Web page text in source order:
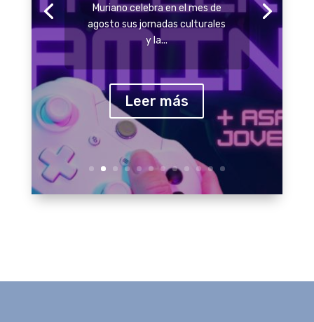
Muriano celebra en el mes de
agosto sus jornadas culturales
y la...
Leer más